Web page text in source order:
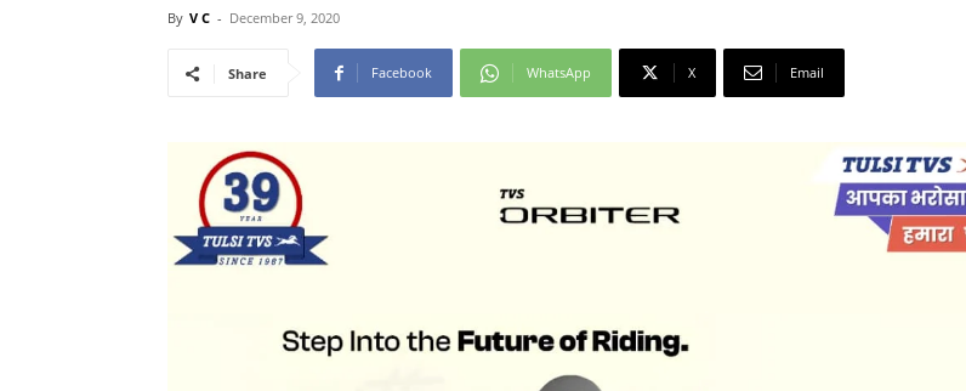
By V C - December 9, 2020
Share Facebook WhatsApp X Email